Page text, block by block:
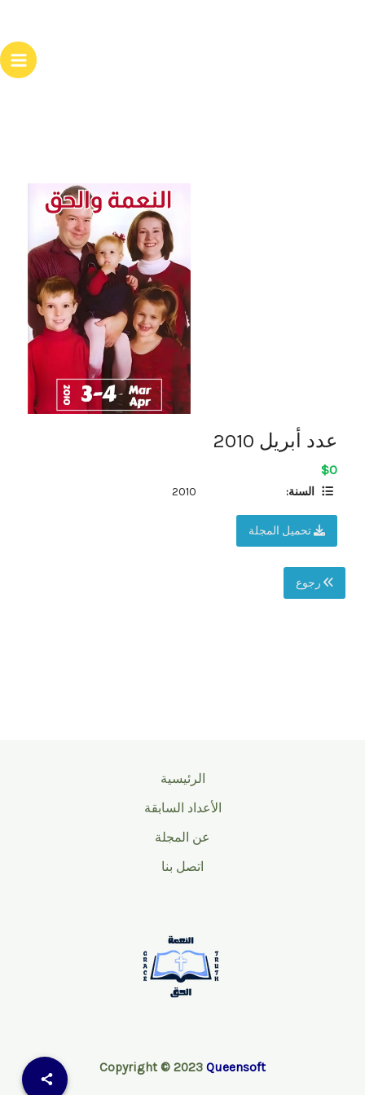
عدد أبريل 2010
$0
السنة: 2010
تحميل المجلة
رجوع
الرئيسية
الأعداد السابقة
عن المجلة
اتصل بنا
Copyright © 2023 Queensoft